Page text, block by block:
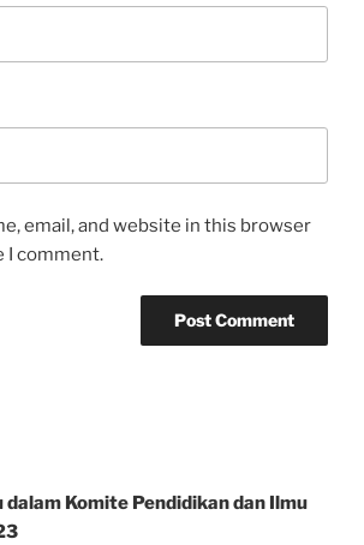
email, and website in this browser
I comment.
dalam Komite Pendidikan dan Ilmu